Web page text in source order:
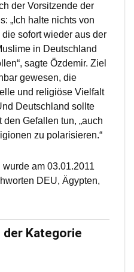
der Vorsitzende der
„Ich halte nichts von
sofort wieder aus der
in Deutschland
sagte Özdemir. Ziel
gewesen, die
und religiöse Vielfalt
Deutschland sollte
Gefallen tun, „auch
zu polarisieren.“
am 03.01.2011
DEU, Ägypten,
Kategorie